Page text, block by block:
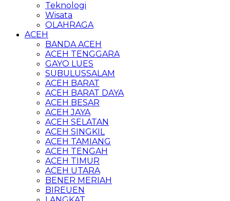
Teknologi
Wisata
OLAHRAGA
ACEH
BANDA ACEH
ACEH TENGGARA
GAYO LUES
SUBULUSSALAM
ACEH BARAT
ACEH BARAT DAYA
ACEH BESAR
ACEH JAYA
ACEH SELATAN
ACEH SINGKIL
ACEH TAMIANG
ACEH TENGAH
ACEH TIMUR
ACEH UTARA
BENER MERIAH
BIREUEN